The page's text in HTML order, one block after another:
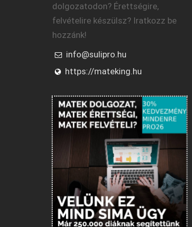
dolgozatodon? Érettségire,
felvételire készülsz? Iratkozz be
hozzánk!
info@sulipro.hu
https://mateking.hu